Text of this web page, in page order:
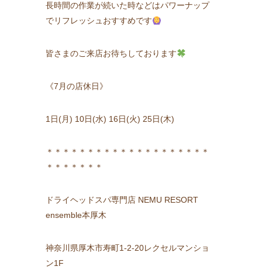
長時間の作業が続いた時などはパワーナップ
でリフレッシュおすすめです
皆さまのご来店お待ちしております
《7月の店休日》
1日(月) 10日(水) 16日(火) 25日(木)
＊＊＊＊＊＊＊＊＊＊＊＊＊＊＊＊＊＊＊＊
＊＊＊＊＊＊＊
ドライヘッドスパ専門店 NEMU RESORT
ensemble本厚木
神奈川県厚木市寿町1-2-20レクセルマンショ
ン1F